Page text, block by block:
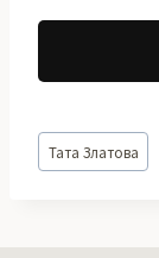
Метки
записи:
Тата Златова